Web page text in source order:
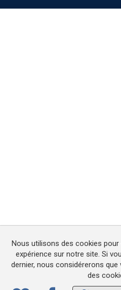
Nous utilisons des cookies pour
expérience sur notre site. Si
dernier, nous considérerons
des